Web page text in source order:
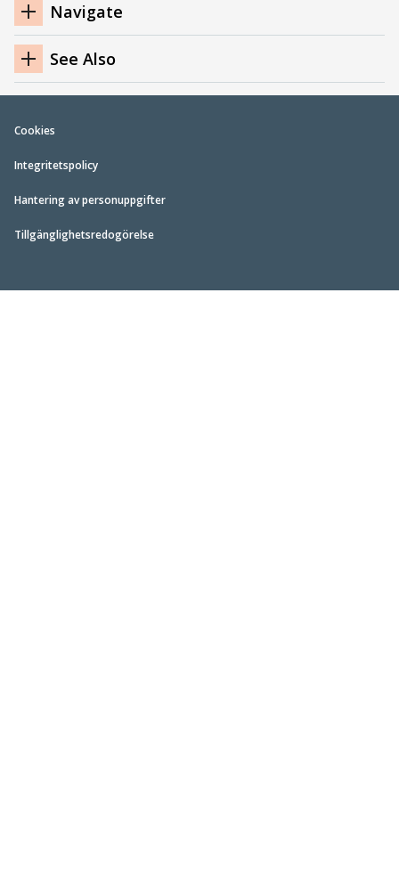
Navigate
See Also
Cookies
Integritetspolicy
Hantering av personuppgifter
Tillgänglighetsredogörelse